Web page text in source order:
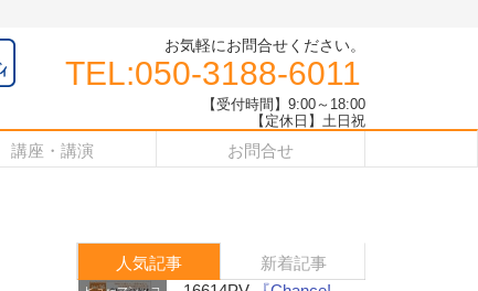
お気軽にお問合せください。
TEL:050-3188-6011
【受付時間】9:00～18:00
【定休日】土日祝
講座・講演 お問合せ
人気記事 新着記事